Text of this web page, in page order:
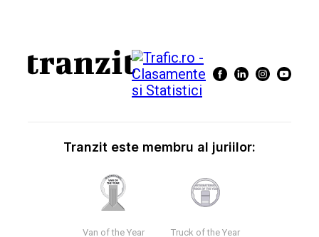
Tranzit este membru al juriilor:
Van of the Year Truck of the Year